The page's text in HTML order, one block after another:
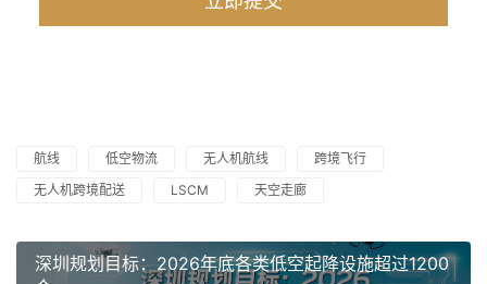
航线 低空物流 无人机航线
跨境飞行
无人机跨境配送
LSCM 天空走廊
深圳规划目标：2026年底各类低空起降设施超过1200